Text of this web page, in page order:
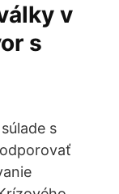
v
s
s